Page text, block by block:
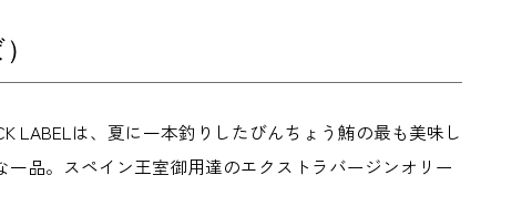
LABELは、夏に一本釣りしたびんちょう鮪の最も美味し
品。スペイン王室御用達のエクストラバージンオリー